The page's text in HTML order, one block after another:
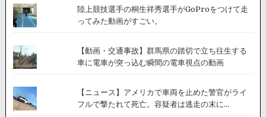
陸上競技選手の桐生祥秀選手がGoProをつけて走
ってみた動画がすごい。
【動画・交通事故】群馬県の踏切で立ち往生する
車に電車が突っ込む瞬間の電車視点の動画
【ニュース】アメリカで車両を止めた警官がライ
フルで撃たれて死亡。容疑者は逃走の末に...